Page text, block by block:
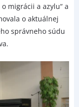
migrácii a azylu“ a
o aktuálnej
správneho súdu